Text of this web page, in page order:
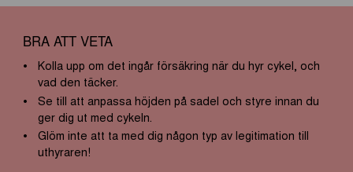
BRA ATT VETA
Kolla upp om det ingår försäkring när du hyr cykel, och
vad den täcker.
Se till att anpassa höjden på sadel och styre innan du
ger dig ut med cykeln.
Glöm inte att ta med dig någon typ av legitimation till
uthyraren!